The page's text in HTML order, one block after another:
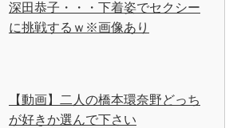
深田恭子・・・下着姿でセクシー
に挑戦するｗ※画像あり
【動画】二人の橋本環奈野どっち
が好きか選んで下さい